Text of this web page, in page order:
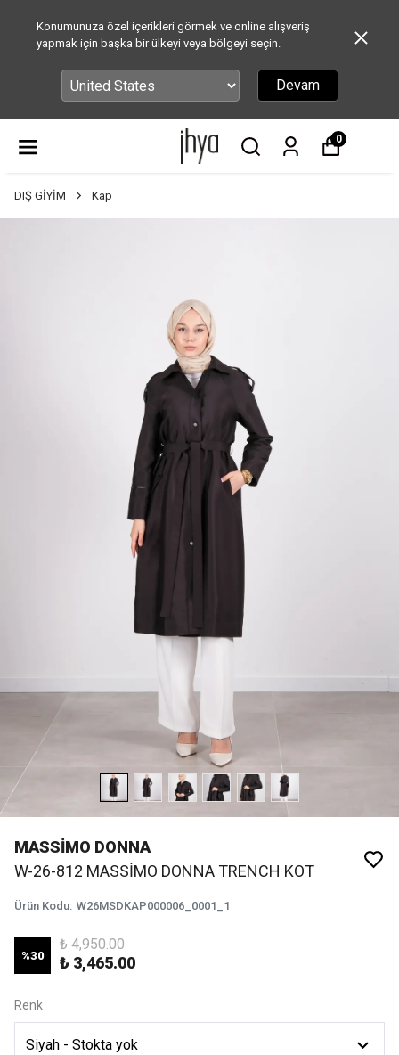
Konumunuza özel içerikleri görmek ve online alışveriş
yapmak için başka bir ülkeyi veya bölgeyi seçin.
Devam
0
DIŞ GİYİM Kap
MASSİMO DONNA
W-26-812 MASSİMO DONNA TRENCH KOT
Ürün Kodu: W26MSDKAP000006_0001_1
%30
₺ 4,950.00
₺ 3,465.00
Renk